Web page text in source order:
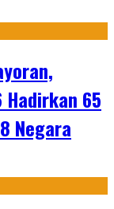
Hadirkan 65
Negara